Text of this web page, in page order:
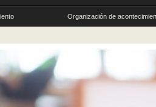
Organización de